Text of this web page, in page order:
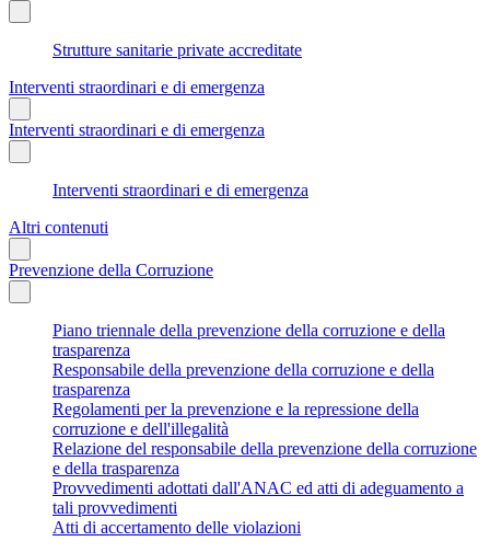
Strutture sanitarie private accreditate
Interventi straordinari e di emergenza
Interventi straordinari e di emergenza
Interventi straordinari e di emergenza
Altri contenuti
Prevenzione della Corruzione
Piano triennale della prevenzione della corruzione e della
trasparenza
Responsabile della prevenzione della corruzione e della
trasparenza
Regolamenti per la prevenzione e la repressione della
corruzione e dell'illegalità
Relazione del responsabile della prevenzione della corruzione
e della trasparenza
Provvedimenti adottati dall'ANAC ed atti di adeguamento a
tali provvedimenti
Atti di accertamento delle violazioni